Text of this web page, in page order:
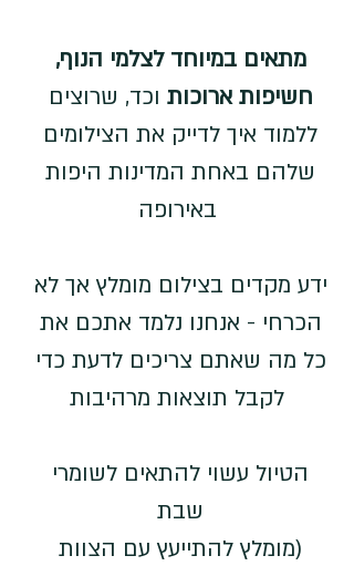
מתאים במיוחד לצלמי הנוף,
חשיפות ארוכות וכד, שרוצים
ללמוד איך לדייק את הצילומים
שלהם באחת המדינות היפות
באירופה
ידע מקדים בצילום מומלץ אך לא
הכרחי - אנחנו נלמד אתכם את
כל מה שאתם צריכים לדעת כדי
לקבל תוצאות מרהיבות
הטיול עשוי להתאים לשומרי
שבת
(מומלץ להתייעץ עם הצוות